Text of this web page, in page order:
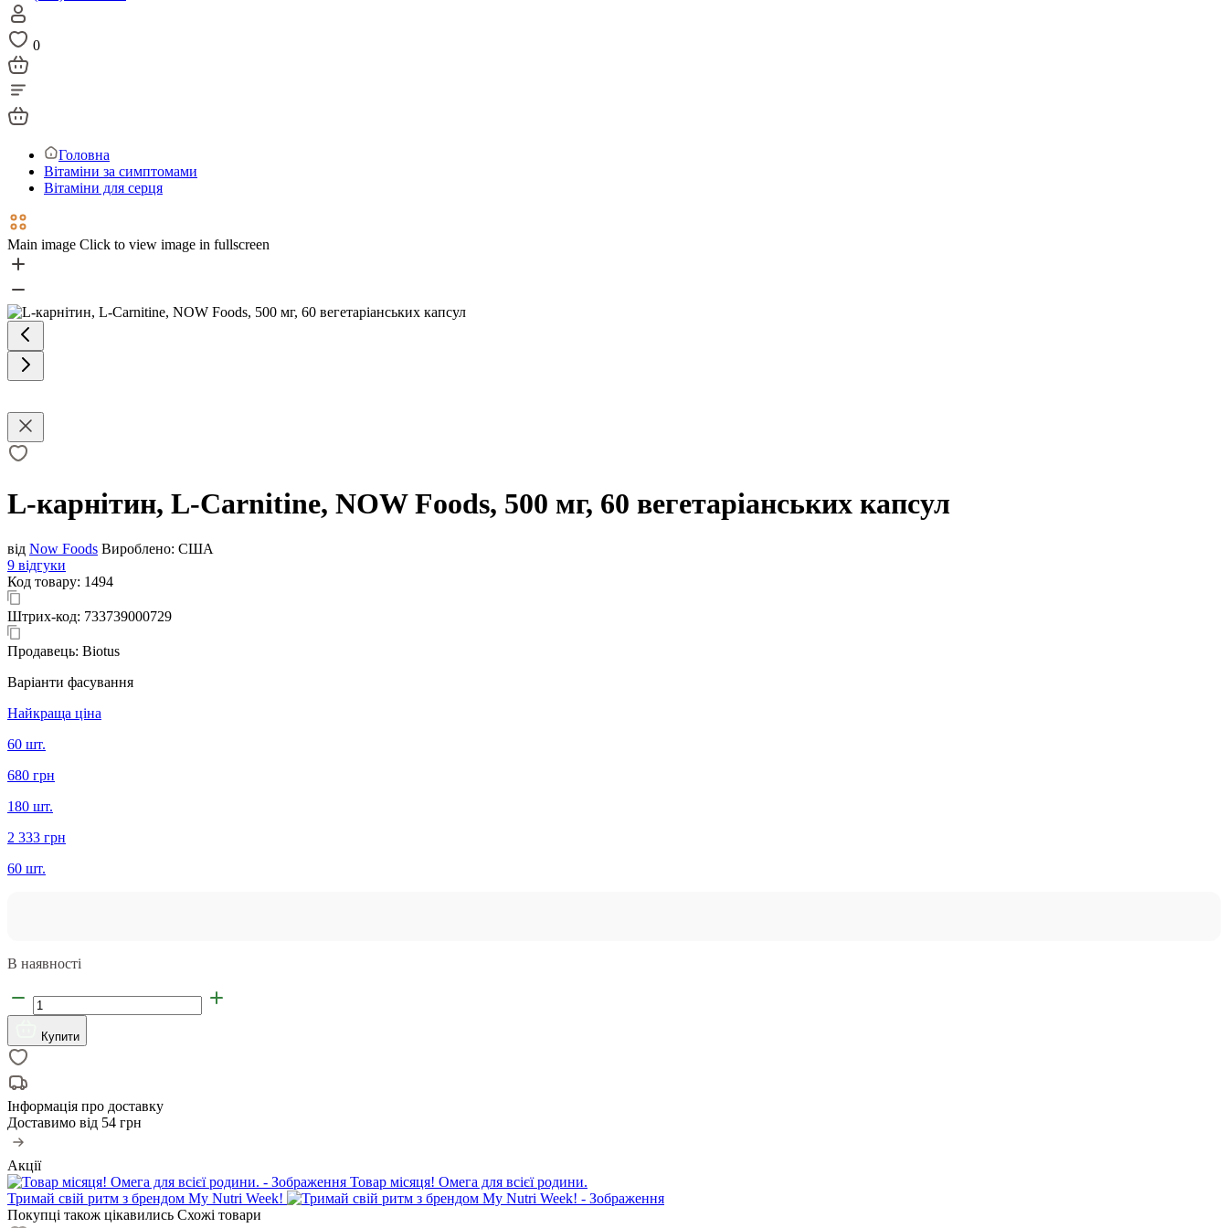
0
Головна
Вітаміни за симптомами
Вітаміни для серця
Main image Click to view image in fullscreen
L-карнітин, L-Carnitine, NOW Foods, 500 мг, 60 вегетаріанських капсул
від Now Foods Вироблено: США
9 відгуки
Код товару: 1494
Штрих-код: 733739000729
Продавець: Biotus
Варіанти фасування
Найкраща ціна
60 шт.
680 грн
180 шт.
2 333 грн
60 шт.
В наявності
Купити
Інформація про доставку
Доставимо від 54 грн
Акції
Товар місяця! Омега для всієї родини.
Тримай свій ритм з брендом My Nutri Week!
Покупці також цікавились Схожі товари